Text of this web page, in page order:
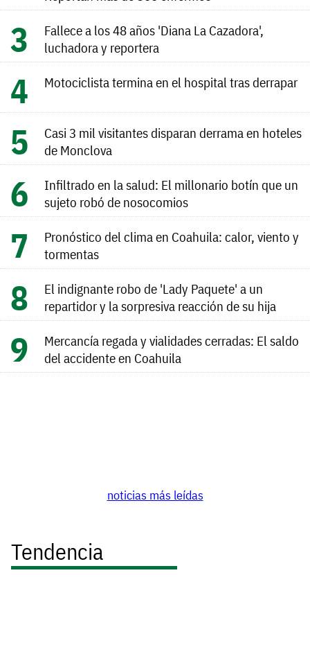
Fallece a los 48 años 'Diana La Cazadora',
luchadora y reportera
Motociclista termina en el hospital tras derrapar
Casi 3 mil visitantes disparan derrama en hoteles
de Monclova
Infiltrado en la salud: El millonario botín que un
sujeto robó de nosocomios
Pronóstico del clima en Coahuila: calor, viento y
tormentas
El indignante robo de 'Lady Paquete' a un
repartidor y la sorpresiva reacción de su hija
Mercancía regada y vialidades cerradas: El saldo
del accidente en Coahuila
noticias más leídas
Tendencia